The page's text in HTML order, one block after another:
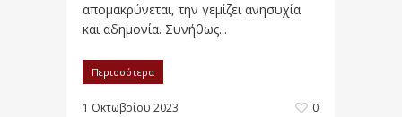
απομακρύνεται, την γεμίζει ανησυχία
και αδημονία. Συνήθως...
Περισσότερα
1 Οκτωβρίου 2023 0